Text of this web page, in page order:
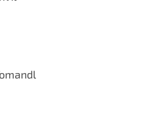
obchodu je 5 z 5 hvězdiček.
obchodu je 5 z 5 hvězdiček.